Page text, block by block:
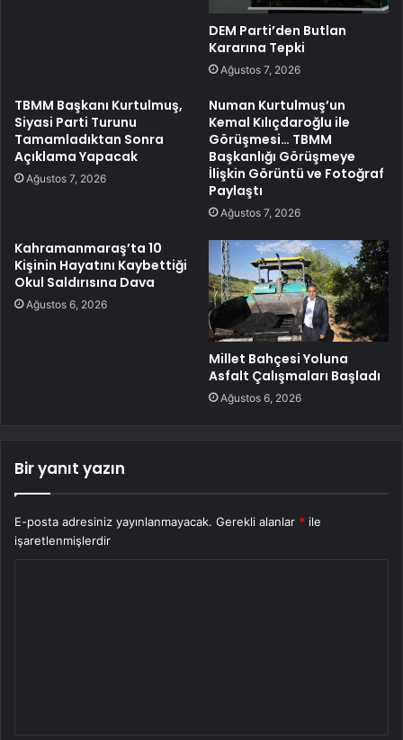
DEM Parti’den Butlan
Kararına Tepki
Ağustos 7, 2026
TBMM Başkanı Kurtulmuş,
Siyasi Parti Turunu
Tamamladıktan Sonra
Açıklama Yapacak
Ağustos 7, 2026
Numan Kurtulmuş’un
Kemal Kılıçdaroğlu ile
Görüşmesi… TBMM
Başkanlığı Görüşmeye
İlişkin Görüntü ve Fotoğraf
Paylaştı
Ağustos 7, 2026
Kahramanmaraş’ta 10
Kişinin Hayatını Kaybettiği
Okul Saldırısına Dava
Ağustos 6, 2026
Millet Bahçesi Yoluna
Asfalt Çalışmaları Başladı
Ağustos 6, 2026
Bir yanıt yazın
E-posta adresiniz yayınlanmayacak. Gerekli alanlar * ile
işaretlenmişlerdir